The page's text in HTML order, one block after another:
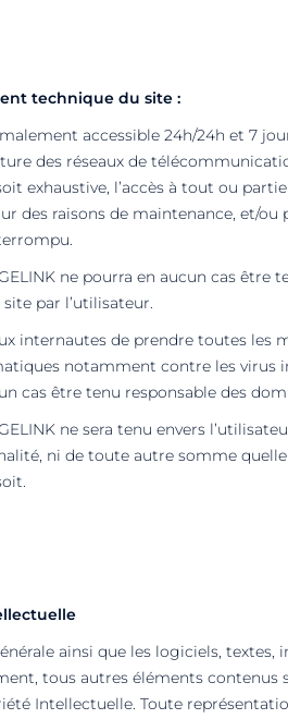
technique du site :
accessible 24h/24h et 7
des réseaux de
exhaustive, l’accès à tout ou
des raisons de maintenance, et/
ne pourra en aucun cas
par l’utilisateur.
internautes de prendre toutes les
notamment contre les virus
cas être tenu responsable des
ne sera tenu envers
ni de toute autre somme
ainsi que les logiciels, textes,
tous autres éléments
Intellectuelle. Toute